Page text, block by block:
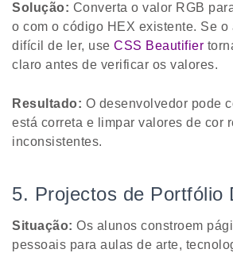
Solução: Converta o valor RGB
o com o código HEX existente. Se o
difícil de ler, use CSS Beautifier
claro antes de verificar os valores.
Resultado: O desenvolvedor pode
está correta e limpar valores de cor
inconsistentes.
5. Projectos de Portfólio
Situação: Os alunos constroem
pessoais para aulas de arte,